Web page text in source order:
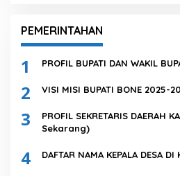
PEMERINTAHAN
1 PROFIL BUPATI DAN WAKIL
2 VISI MISI BUPATI BONE 2025-
3
PROFIL SEKRETARIS DAERAH
Sekarang)
4 DAFTAR NAMA KEPALA DESA DI